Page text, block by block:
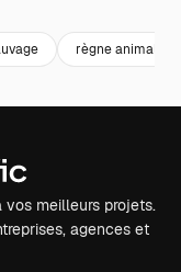
règne animal
meilleurs projets.
agences et